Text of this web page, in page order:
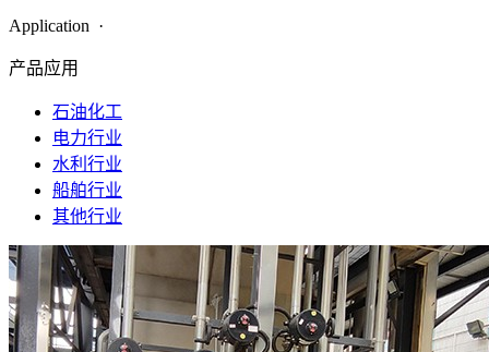
Application ·
产品应用
石油化工
电力行业
水利行业
船舶行业
其他行业